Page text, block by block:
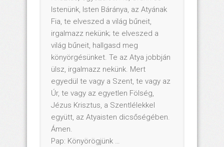
Istenünk, Isten Báránya, az Atyának
Fia, te elveszed a világ bűneit,
irgalmazz nekünk; te elveszed a
világ bűneit, hallgasd meg
könyörgésünket. Te az Atya jobbján
ülsz, irgalmazz nekünk. Mert
egyedül te vagy a Szent, te vagy az
Úr, te vagy az egyetlen Fölség,
Jézus Krisztus, a Szentlélekkel
együtt, az Atyaisten dicsőségében.
Ámen.
Pap: Könyörögjünk …